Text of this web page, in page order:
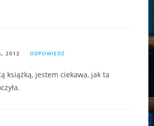
2012 ODPOWIEDZ
książką, jestem ciekawa, jak ta